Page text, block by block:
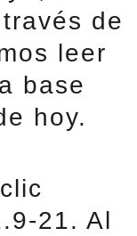
de
leer
base
hoy.
21. Al